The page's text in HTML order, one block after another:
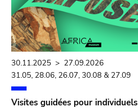
30.11.2025 > 27.09.2026
31.05, 28.06, 26.07, 30.08 & 27.09
Visites guidées pour individuels